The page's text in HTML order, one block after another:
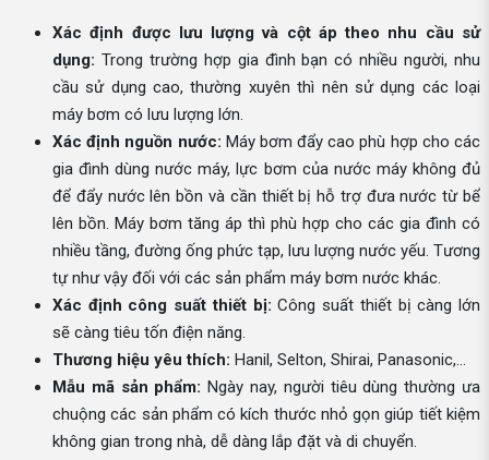
Xác định được lưu lượng và cột áp theo nhu cầu sử
dụng: Trong trường hợp gia đình bạn có nhiều người, nhu
cầu sử dụng cao, thường xuyên thì nên sử dụng các loại
máy bơm có lưu lượng lớn.
Xác định nguồn nước: Máy bơm đẩy cao phù hợp cho các
gia đình dùng nước máy, lực bơm của nước máy không đủ
để đẩy nước lên bồn và cần thiết bị hỗ trợ đưa nước từ bể
lên bồn. Máy bơm tăng áp thì phù hợp cho các gia đình có
nhiều tầng, đường ống phức tạp, lưu lượng nước yếu. Tương
tự như vậy đối với các sản phẩm máy bơm nước khác.
Xác định công suất thiết bị: Công suất thiết bị càng lớn
sẽ càng tiêu tốn điện năng.
Thương hiệu yêu thích: Hanil, Selton, Shirai, Panasonic,...
Mẫu mã sản phẩm: Ngày nay, người tiêu dùng thường ưa
chuộng các sản phẩm có kích thước nhỏ gọn giúp tiết kiệm
không gian trong nhà, dễ dàng lắp đặt và di chuyển.